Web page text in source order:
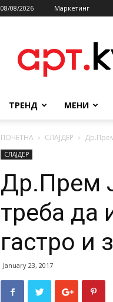
08/08/2026 Маркетинг
ТРЕНД МЕНИ
ПОЧЕТНА СЛАЈДЕР
СЛАЈДЕР
Др.Прем
треба да
гастро и
January 23, 2017